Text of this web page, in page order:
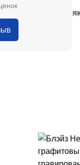
— Анна Кобякова